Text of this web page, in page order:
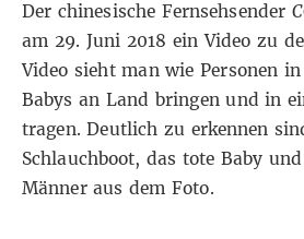
Der chinesische Fernsehsender
am 29. Juni 2018 ein Video zu
Video sieht man wie Personen
Babys an Land bringen und in
tragen. Deutlich zu erkennen
Schlauchboot, das tote Baby
Männer aus dem Foto.